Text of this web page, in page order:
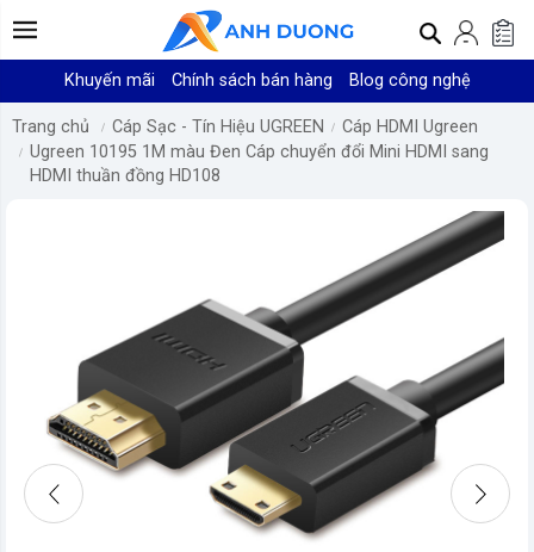
Khuyến mãi Chính sách bán hàng Blog công nghệ
Trang chủ Cáp Sạc - Tín Hiệu UGREEN
Cáp HDMI Ugreen
Ugreen 10195 1M màu Đen Cáp chuyển đổi Mini HDMI sang
HDMI thuần đồng HD108